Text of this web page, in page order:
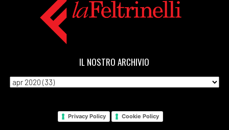
IL NOSTRO ARCHIVIO
Privacy Policy Cookie Policy